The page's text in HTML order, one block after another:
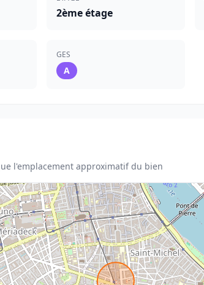
2ème étage
GES
A
l'emplacement approximatif du bien